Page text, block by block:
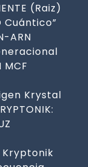
(Raiz)
Cuántico”
ARN
MCF
Krystal